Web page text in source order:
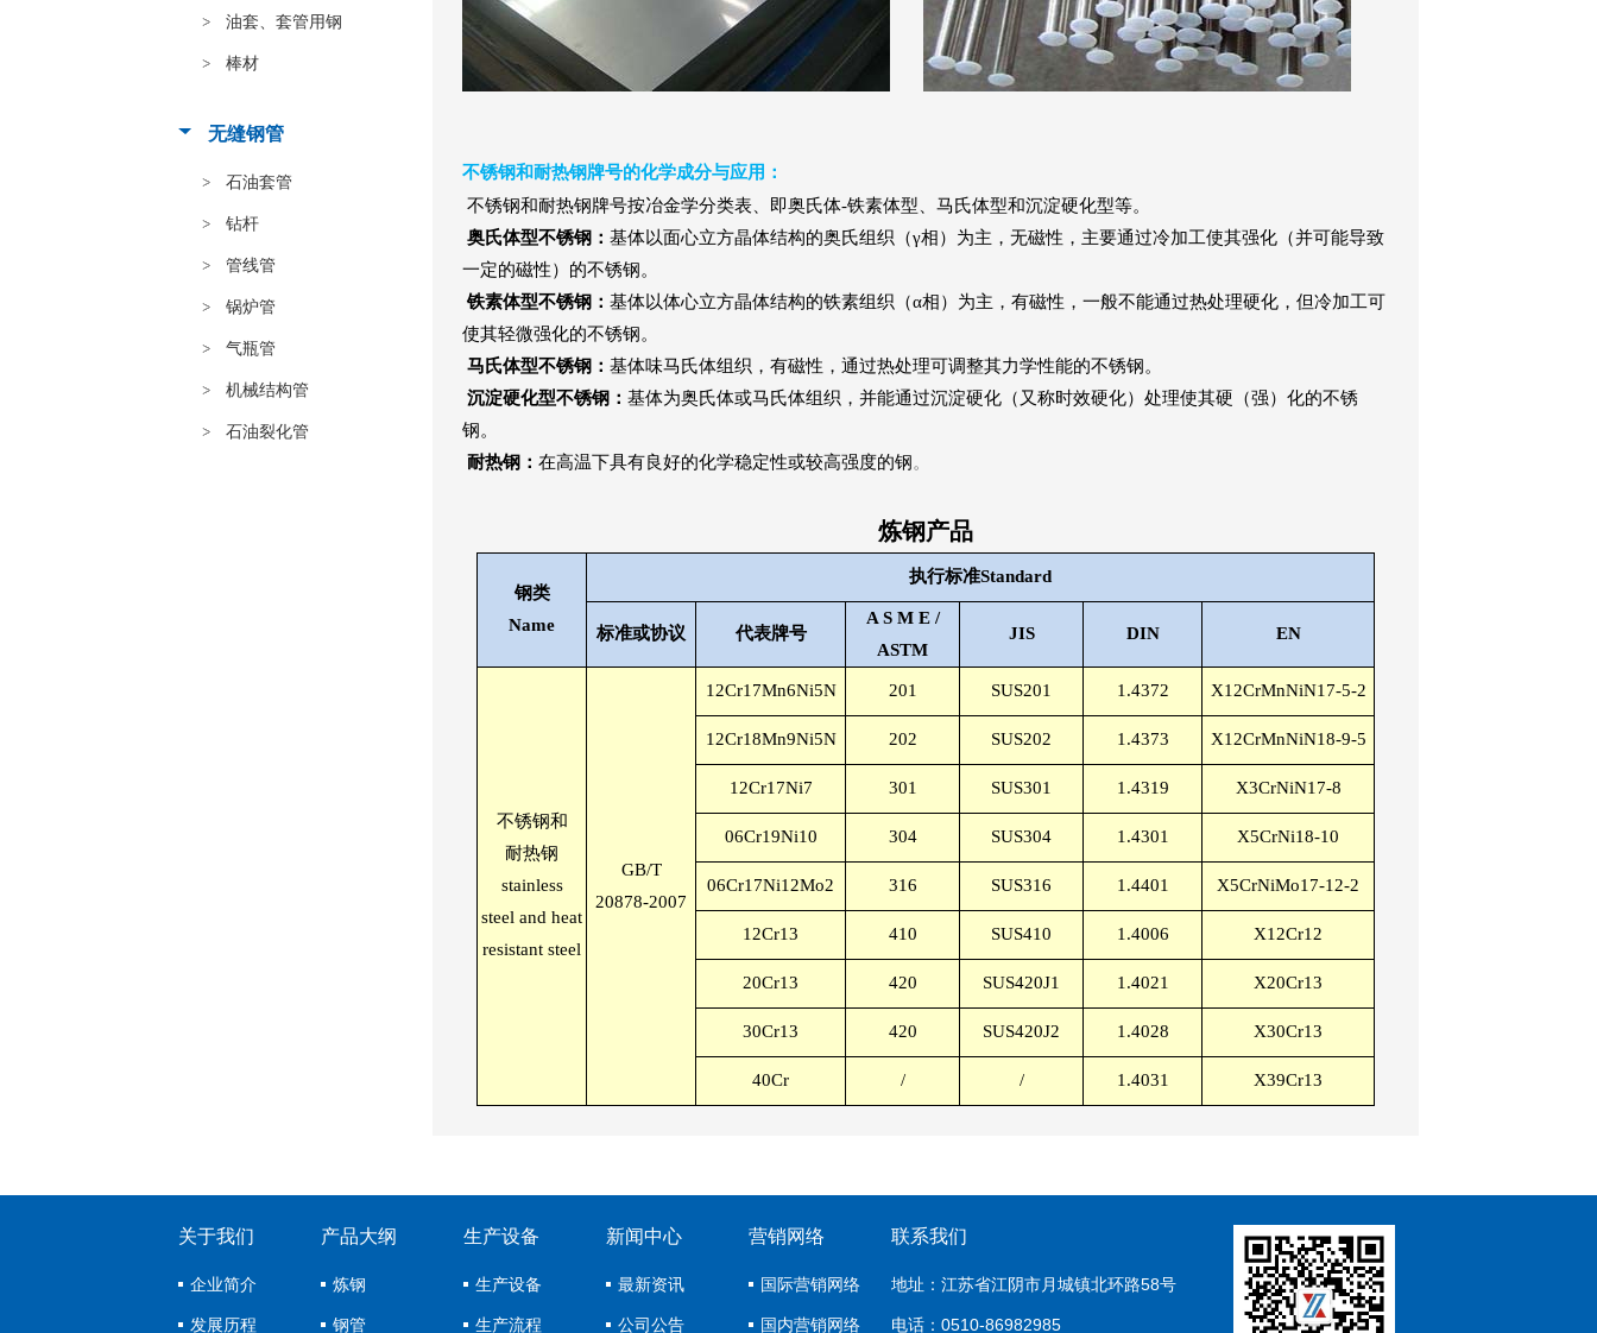
油套、套管用钢
棒材
无缝钢管
石油套管
钻杆
管线管
锅炉管
气瓶管
机械结构管
石油裂化管
不锈钢和耐热钢牌号的化学成分与应用：
不锈钢和耐热钢牌号按冶金学分类表、即奥氏体-铁素体型、马氏体型和沉淀硬化型等。
奥氏体型不锈钢： 基体以面心立方晶体结构的奥氏组织（γ相）为主，无磁性，主要通过冷加工使其强化（并可能导致
一定的磁性）的不锈钢。
铁素体型不锈钢： 基体以体心立方晶体结构的铁素组织（α相）为主，有磁性，一般不能通过热处理硬化，但冷加工可
使其轻微强化的不锈钢。
马氏体型不锈钢： 基体味马氏体组织，有磁性，通过热处理可调整其力学性能的不锈钢。
沉淀硬化型不锈钢 ： 基体为奥氏体或马氏体组织，并能通过沉淀硬化（又称时效硬化）处理使其硬（强）化的不锈
钢。
耐热钢： 在高温下具有良好的化学稳定性或较高强度的钢。
炼钢产品
钢类
Name
执行标准Standard
标准或协议 代表牌号
A S M E /
ASTM
JIS DIN EN
不锈钢和
耐热钢
stainless
steel and heat
resistant steel
GB/T
20878-2007
12Cr17Mn6Ni5N 201 SUS201 1.4372 X12CrMnNiN17-5-2
12Cr18Mn9Ni5N 202 SUS202 1.4373 X12CrMnNiN18-9-5
12Cr17Ni7 301 SUS301 1.4319 X3CrNiN17-8
06Cr19Ni10 304 SUS304 1.4301 X5CrNi18-10
06Cr17Ni12Mo2 316 SUS316 1.4401 X5CrNiMo17-12-2
12Cr13 410 SUS410 1.4006 X12Cr12
20Cr13 420 SUS420J1 1.4021 X20Cr13
30Cr13 420 SUS420J2 1.4028 X30Cr13
40Cr / / 1.4031 X39Cr13
关于我们
企业简介
发展历程
产品大纲
炼钢
钢管
生产设备
生产设备
生产流程
新闻中心
最新资讯
公司公告
营销网络
国际营销网络
国内营销网络
联系我们
地址：江苏省江阴市月城镇北环路58号
电话：0510-86982985